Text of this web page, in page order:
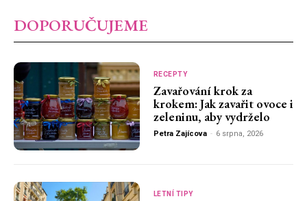
DOPORUČUJEME
RECEPTY
Zavařování krok za
krokem: Jak zavařit ovoce i
zeleninu, aby vydrželo
Petra Zajícova - 6 srpna, 2026
LETNÍ TIPY